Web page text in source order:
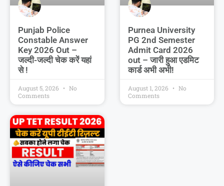
Punjab Police
Constable Answer
Key 2026 Out –
जल्दी-जल्दी चेक करें यहां
से !
August 5, 2026
No
Comments
Purnea University
PG 2nd Semester
Admit Card 2026
out – जारी हुआ एडमिट
कार्ड अभी अभी!
August 1, 2026
No
Comments